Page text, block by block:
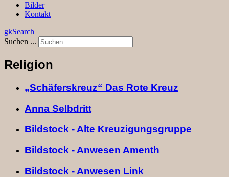
Bilder
Kontakt
gkSearch
Suchen ...
Religion
„Schäferskreuz“ Das Rote Kreuz
Anna Selbdritt
Bildstock - Alte Kreuzigungsgruppe
Bildstock - Anwesen Amenth
Bildstock - Anwesen Link